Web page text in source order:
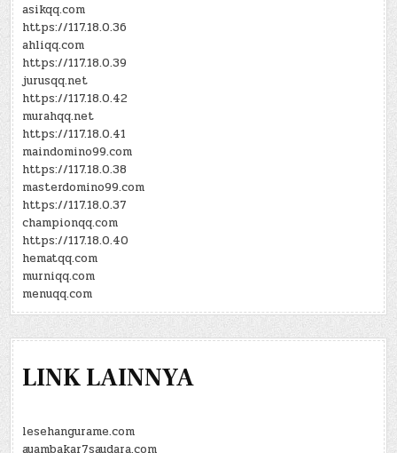
asikqq.com
https://117.18.0.36
ahliqq.com
https://117.18.0.39
jurusqq.net
https://117.18.0.42
murahqq.net
https://117.18.0.41
maindomino99.com
https://117.18.0.38
masterdomino99.com
https://117.18.0.37
championqq.com
https://117.18.0.40
hematqq.com
murniqq.com
menuqq.com
LINK LAINNYA
lesehangurame.com
ayambakar7saudara.com